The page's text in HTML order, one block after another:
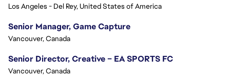
Los Angeles - Del Rey, United States of America
Senior Manager, Game Capture
Vancouver, Canada
Senior Director, Creative – EA SPORTS FC
Vancouver, Canada